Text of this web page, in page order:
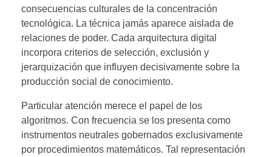
consecuencias culturales de la concentración
tecnológica. La técnica jamás aparece aislada de
relaciones de poder. Cada arquitectura digital
incorpora criterios de selección, exclusión y
jerarquización que influyen decisivamente sobre la
producción social de conocimiento.
Particular atención merece el papel de los
algoritmos. Con frecuencia se los presenta como
instrumentos neutrales gobernados exclusivamente
por procedimientos matemáticos. Tal representación